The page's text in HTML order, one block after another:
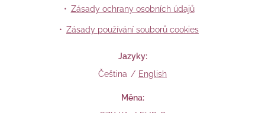
Zásady ochrany osobních údajů
Zásady používání souborů cookies
Jazyky
Čeština
English
Měna